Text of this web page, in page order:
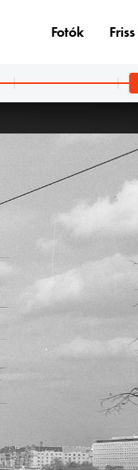
V.,Budapest II.
téri hajóállomásnál, szemben az Országház és a
ház látható.
1973 ·
Mindszenty József
Fotók Friss